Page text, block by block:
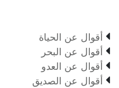
 أقوال عن الحياة
 أقوال عن البحر
 أقوال عن العدو
 أقوال عن الصديق